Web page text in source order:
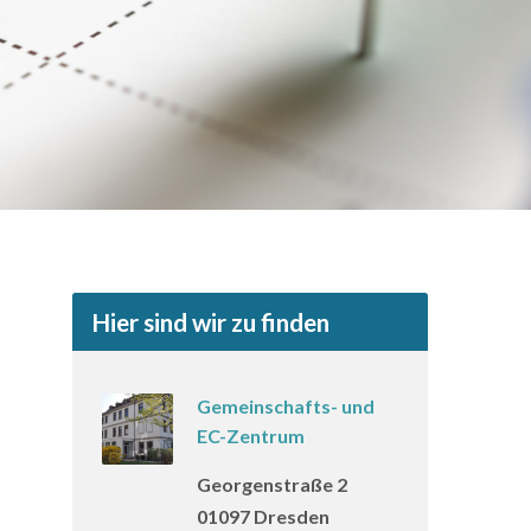
Hier sind wir zu finden
Gemeinschafts- und
EC-Zentrum
Georgenstraße 2
01097 Dresden